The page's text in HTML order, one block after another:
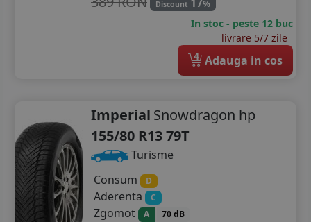
Discount %
In stoc - peste 12 buc
livrare 5/7 zile
4 Adauga in cos
Imperial Snowdragon hp
155/80 R13 79T
Turisme
Consum
D
Aderenta C
Zgomot A 70 dB